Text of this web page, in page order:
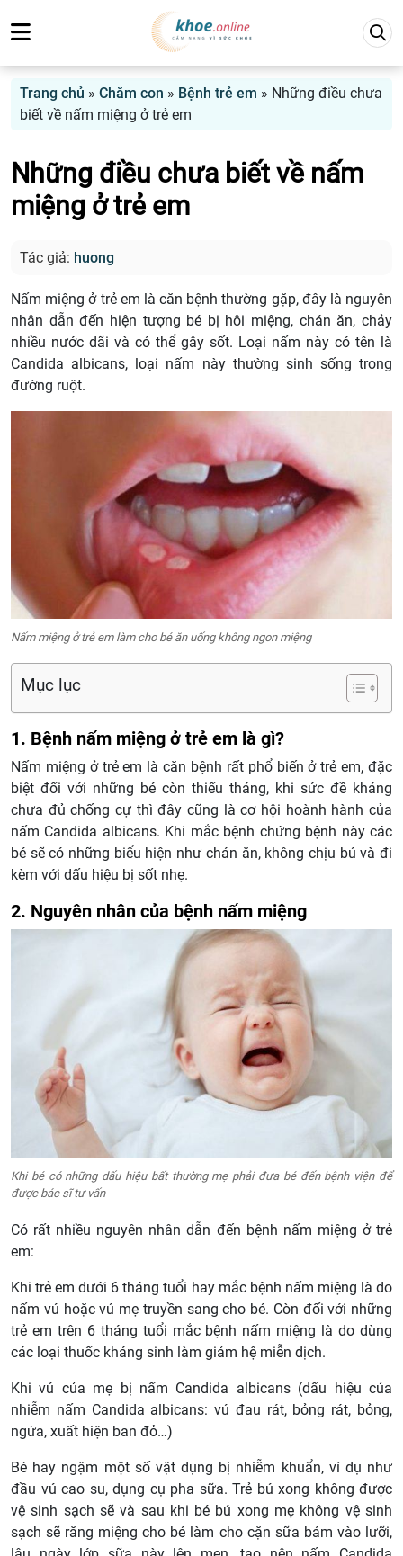
Trang chủ » Chăm con » Bệnh trẻ em » Những điều chưa
biết về nấm miệng ở trẻ em
Những điều chưa biết về nấm
miệng ở trẻ em
Tác giả: huong
Nấm miệng ở trẻ em là căn bệnh thường gặp, đây là nguyên
nhân dẫn đến hiện tượng bé bị hôi miệng, chán ăn, chảy
nhiều nước dãi và có thể gây sốt. Loại nấm này có tên là
Candida albicans, loại nấm này thường sinh sống trong
đường ruột.
Nấm miệng ở trẻ em làm cho bé ăn uống không ngon miệng
Mục lục
1. Bệnh nấm miệng ở trẻ em là gì?
Nấm miệng ở trẻ em là căn bệnh rất phổ biến ở trẻ em, đặc
biệt đối với những bé còn thiếu tháng, khi sức đề kháng
chưa đủ chống cự thì đây cũng là cơ hội hoành hành của
nấm Candida albicans. Khi mắc bệnh chứng bệnh này các
bé sẽ có những biểu hiện như chán ăn, không chịu bú và đi
kèm với dấu hiệu bị sốt nhẹ.
2. Nguyên nhân của bệnh nấm miệng
Khi bé có những dấu hiệu bất thường mẹ phải đưa bé đến bệnh viện để
được bác sĩ tư vấn
Có rất nhiều nguyên nhân dẫn đến bệnh nấm miệng ở trẻ
em:
Khi trẻ em dưới 6 tháng tuổi hay mắc bệnh nấm miệng là do
nấm vú hoặc vú mẹ truyền sang cho bé. Còn đối với những
trẻ em trên 6 tháng tuổi mắc bệnh nấm miệng là do dùng
các loại thuốc kháng sinh làm giảm hệ miễn dịch.
Khi vú của mẹ bị nấm Candida albicans (dấu hiệu của
nhiễm nấm Candida albicans: vú đau rát, bỏng rát, bỏng,
ngứa, xuất hiện ban đỏ…)
Bé hay ngậm một số vật dụng bị nhiễm khuẩn, ví dụ như
đầu vú cao su, dụng cụ pha sữa. Trẻ bú xong không được
vệ sinh sạch sẽ và sau khi bé bú xong mẹ không vệ sinh
sạch sẽ răng miệng cho bé làm cho cặn sữa bám vào lưỡi,